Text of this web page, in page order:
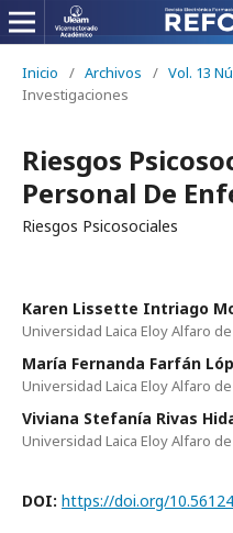
Inicio / Archivos / Vol. 13
Investigaciones
Riesgos
Personal De
Riesgos Psicosociales
Karen Lissette Intriago
Universidad Laica Eloy Alfaro
María Fernanda Farfán
Universidad Laica Eloy Alfaro
Viviana Stefanía Rivas
Universidad Laica Eloy Alfaro
DOI: https://doi.org/